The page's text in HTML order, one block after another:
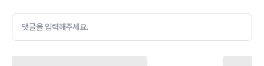
댓글을 입력해주세요.